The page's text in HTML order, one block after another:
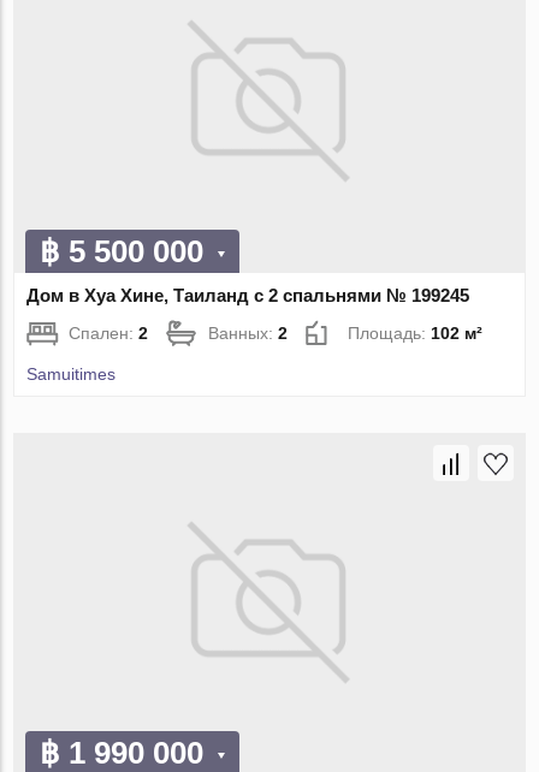
฿ 5 500 000
Дом в Хуа Хине, Таиланд с 2 спальнями № 199245
Спален:2 Ванных:2 Площадь: 102 м²
Samuitimes
฿ 1 990 000